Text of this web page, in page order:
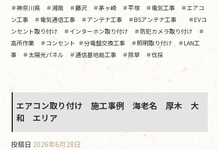
＃神奈川県 ＃湘南 ＃藤沢 ＃茅ヶ崎 ＃平塚 ＃電気工事 ＃エアコ
ン工事 ＃電気通信工事 ＃アンテナ工事 ＃BSアンテナ工事 ＃EVコ
ンセント取り付け ＃インターホン取り付け ＃防犯カメラ取り付け ＃
高所作業 ＃コンセント ＃分電盤交換工事 ＃照明取り付け ＃LAN工
事 ＃太陽光パネル ＃通信基地局工事 ＃除草 ＃伐採
エアコン取り付け 施工事例 海老名 厚木 大
和 エリア
投稿日 2026年6月28日